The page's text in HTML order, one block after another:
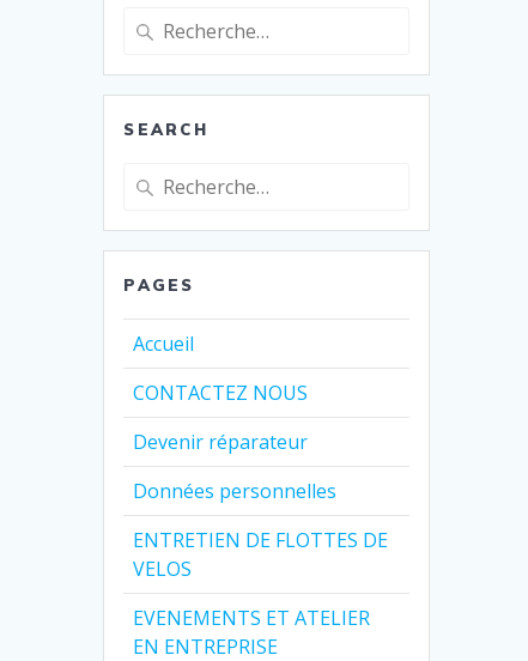
Recherche
pour
:
SEARCH
Recherche
pour
:
PAGES
Accueil
CONTACTEZ NOUS
Devenir réparateur
Données personnelles
ENTRETIEN DE FLOTTES DE
VELOS
EVENEMENTS ET ATELIER
EN ENTREPRISE